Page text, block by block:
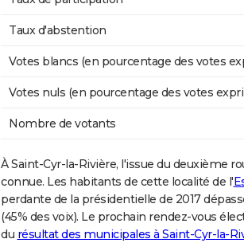
Taux d'abstention
Votes blancs (en pourcentage des votes
Votes nuls (en pourcentage des votes
Nombre de votants
À Saint-Cyr-la-Rivière, l'issue du deuxième
connue. Les habitants de cette localité de l'
perdante de la présidentielle de 2017
(45% des voix). Le prochain rendez-vous
du résultat des municipales à Saint-Cyr-la-